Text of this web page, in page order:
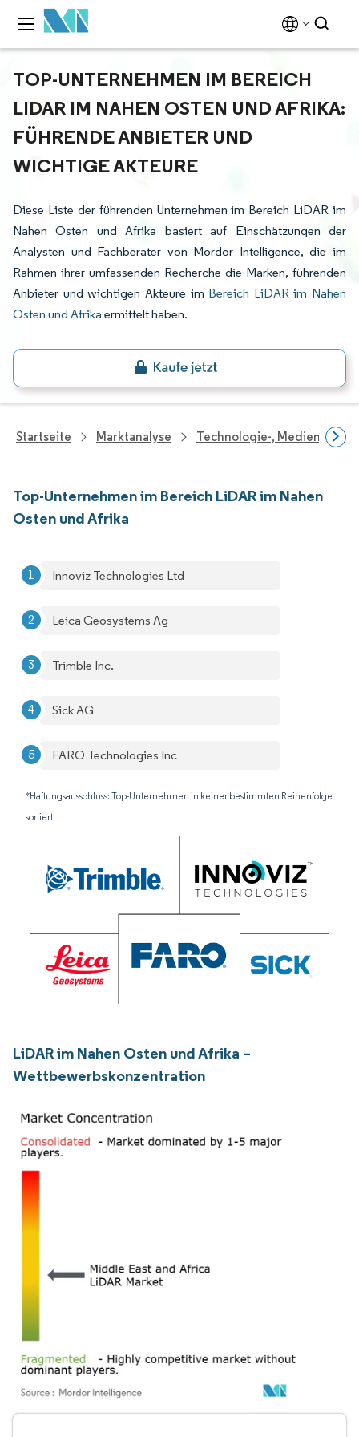
TOP-UNTERNEHMEN IM BEREICH
LIDAR IM NAHEN OSTEN UND AFRIKA:
FÜHRENDE ANBIETER UND
WICHTIGE AKTEURE
Diese Liste der führenden Unternehmen im Bereich LiDAR im
Nahen Osten und Afrika basiert auf Einschätzungen der
Analysten und Fachberater von Mordor Intelligence, die im
Rahmen ihrer umfassenden Recherche die Marken, führenden
Anbieter und wichtigen Akteure im Bereich LiDAR im Nahen
Osten und Afrika ermittelt haben.
Startseite Marktanalyse Technologie-, Medien- Und
Top-Unternehmen im Bereich LiDAR im Nahen
Osten und Afrika
Innoviz Technologies Ltd ​
Leica Geosystems Ag ​
Trimble Inc.
Sick AG
FARO Technologies Inc
*Haftungsausschluss: Top-Unternehmen in keiner bestimmten Reihenfolge
sortiert
LiDAR im Nahen Osten und Afrika –
Wettbewerbskonzentration